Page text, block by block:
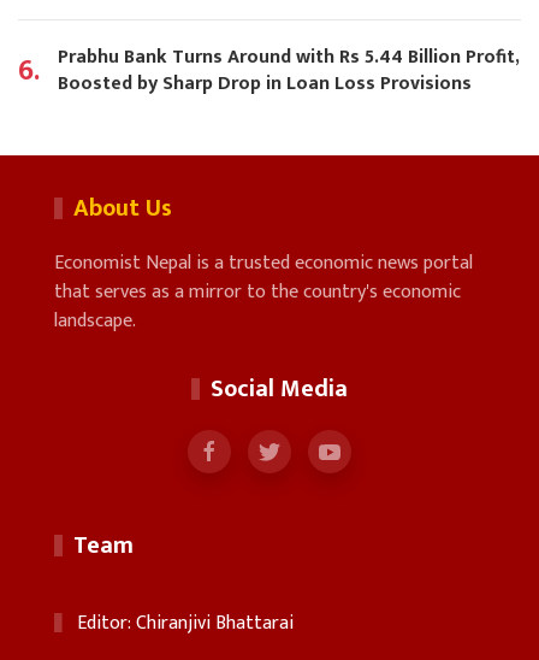
6. Prabhu Bank Turns Around with Rs 5.44 Billion Profit,
Boosted by Sharp Drop in Loan Loss Provisions
About Us
Economist Nepal is a trusted economic news portal
that serves as a mirror to the country's economic
landscape.
Social Media
Team
Editor: Chiranjivi Bhattarai